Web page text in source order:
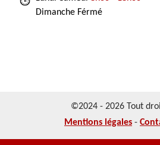
Dimanche Férmé
©2024 - 2026 Tout
Mentions légales -